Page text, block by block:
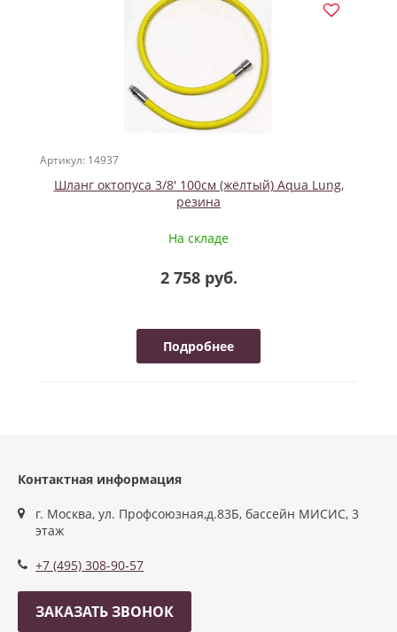
Артикул: 14937
Шланг октопуса 3/8' 100см (жёлтый) Aqua Lung,
резина
На складе
2 758 руб.
Подробнее
Контактная информация
г. Москва, ул. Профсоюзная,д.83Б, бассейн МИСИС, 3
этаж
+7 (495) 308-90-57
ЗАКАЗАТЬ ЗВОНОК